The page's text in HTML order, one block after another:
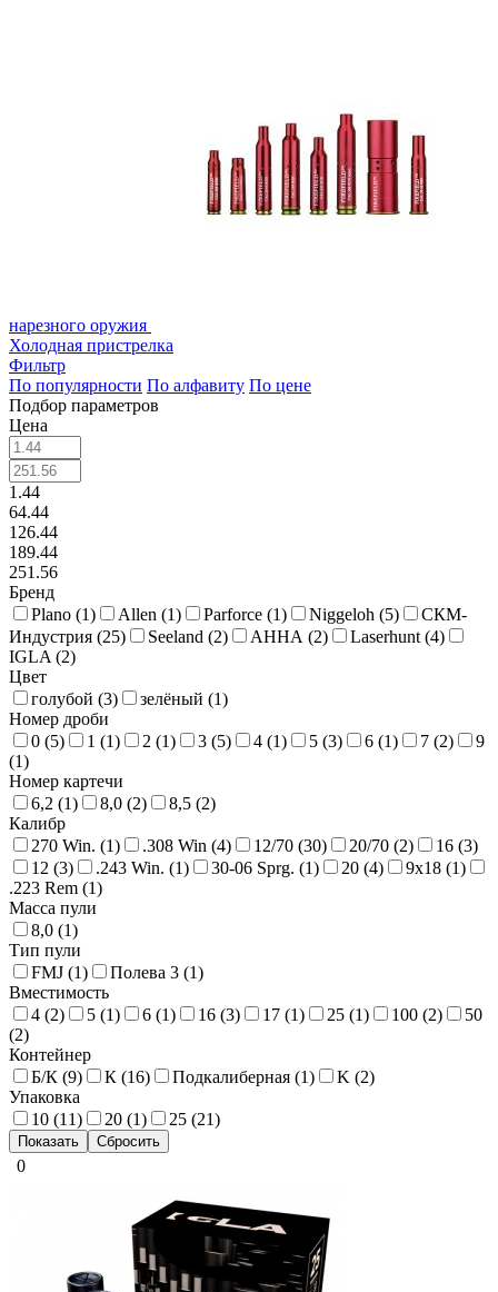
нарезного оружия
Холодная пристрелка
Фильтр
По популярности По алфавиту По цене
Подбор параметров
Цена
1.44
64.44
126.44
189.44
251.56
Бренд
Plano (1) Allen (1) Parforce (1) Niggeloh (5)
СКМ-
Индустрия (25) Seeland (2) АННА (2) Laserhunt (4)
IGLA (2)
Цвет
голубой (3) зелёный (1)
Номер дроби
0 (5) 1 (1) 2 (1) 3 (5) 4 (1) 5 (3) 6 (1) 7 (2)
9
(1)
Номер картечи
6,2 (1) 8,0 (2) 8,5 (2)
Калибр
270 Win. (1) .308 Win (4) 12/70 (30) 20/70 (2) 16 (3)
12 (3) .243 Win. (1) 30-06 Sprg. (1) 20 (4) 9х18 (1)
.223 Rem (1)
Масса пули
8,0 (1)
Тип пули
FMJ (1) Полева 3 (1)
Вместимость
4 (2) 5 (1) 6 (1) 16 (3) 17 (1) 25 (1) 100 (2)
50
(2)
Контейнер
Б/К (9) К (16) Подкалиберная (1) K (2)
Упаковка
10 (11) 20 (1) 25 (21)
0